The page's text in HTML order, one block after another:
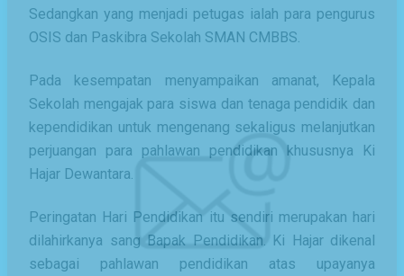
Sedangkan yang menjadi petugas ialah para pengurus
OSIS dan Paskibra Sekolah SMAN CMBBS.
Pada kesempatan menyampaikan amanat, Kepala
Sekolah mengajak para siswa dan tenaga pendidik dan
kependidikan untuk mengenang sekaligus melanjutkan
perjuangan para pahlawan pendidikan khususnya Ki
Hajar Dewantara.
Peringatan Hari Pendidikan itu sendiri merupakan hari
dilahirkanya sang Bapak Pendidikan. Ki Hajar dikenal
sebagai pahlawan pendidikan atas upayanya